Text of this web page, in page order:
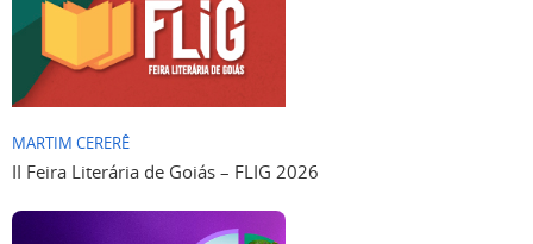
MARTIM CERERÊ
II Feira Literária de Goiás – FLIG 2026